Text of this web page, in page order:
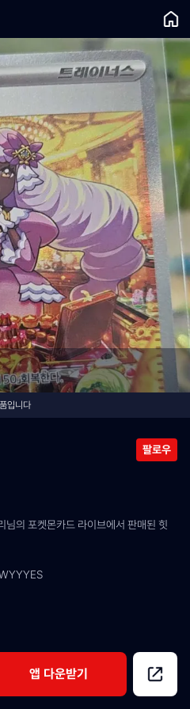
입니다
팔로우
의 포켓몬카드 라이브에서 판매된 힛
앱 다운받기